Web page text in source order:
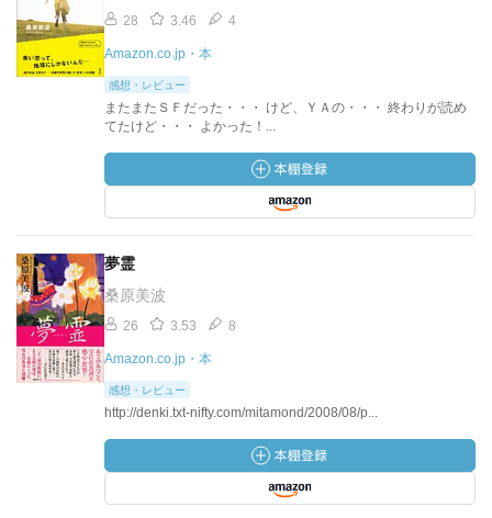
28 3.46 4
Amazon.co.jp・本
感想・レビュー
またまたＳＦだった・・・ けど、ＹＡの・・・ 終わりが読め
てたけど・・・ よかった！...
夢霊
桑原美波
26 3.53 8
Amazon.co.jp・本
感想・レビュー
http://denki.txt-nifty.com/mitamond/2008/08/p...